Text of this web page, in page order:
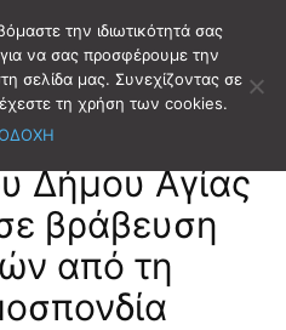
Δήμου Αγίας
βράβευση
από τη
την ιδιωτικότητά σας
να σας προσφέρουμε την
σελίδα μας. Συνεχίζοντας σε
τη χρήση των cookies.